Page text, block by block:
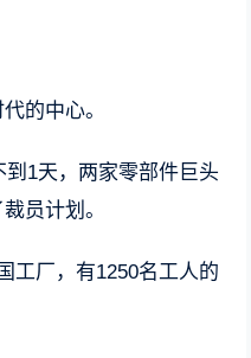
的中心。
1天，两家零部件巨头
员计划。
工厂，有1250名工人的